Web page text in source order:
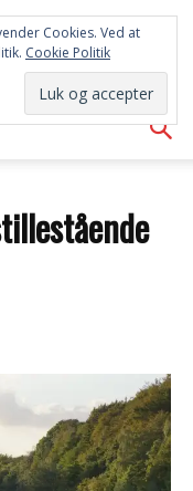
Cookies. Ved at
Cookie Politik